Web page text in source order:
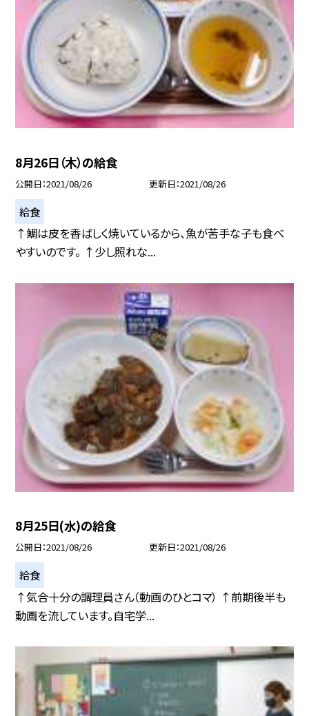
8月26日（木）の給食
公開日 2021/08/26 更新日 2021/08/26
給食
↑鯛は皮を香ばしく焼いているから、魚が苦手な子も食べ
やすいのです。 ↑少し照れな...
8月25日(水)の給食
公開日 2021/08/26 更新日 2021/08/26
給食
↑気合十分の調理員さん（動画のひとコマ） ↑前期後半も
動画を流しています。自宅学...